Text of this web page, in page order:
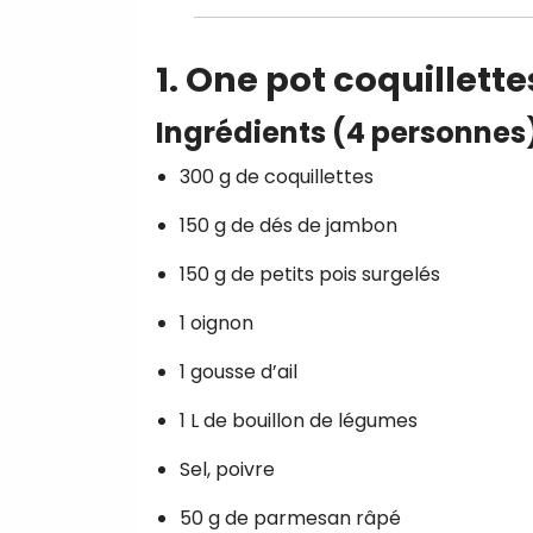
1. One pot
Ingrédients (4
300 g de coquillettes
150 g de dés de jambon
150 g de petits pois surgelés
1 oignon
1 gousse d’ail
1 L de bouillon de légumes
Sel, poivre
50 g de parmesan râpé